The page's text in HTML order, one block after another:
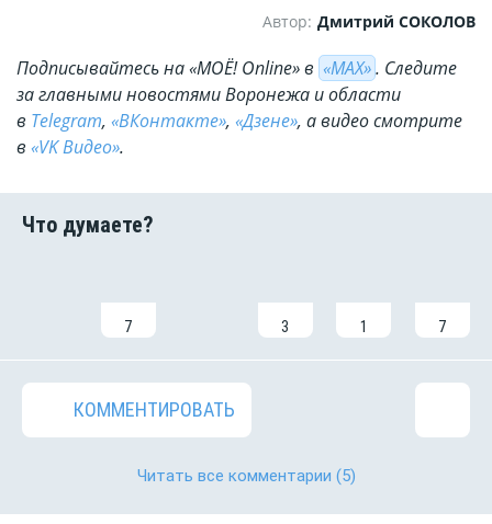
Автор: Дмитрий СОКОЛОВ
Подписывайтесь на «МОЁ! Online» в «МАХ». Cледите
за главными новостями Воронежа и области
в Telegram, «ВКонтакте», «Дзене», а видео смотрите
в «VK Видео».
7 3 1 7
КОММЕНТИРОВАТЬ
Читать все комментарии (5)